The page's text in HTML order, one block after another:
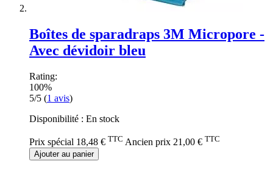
Boîtes de sparadraps 3M Micropore -
Avec dévidoir bleu
Rating:
100%
5/5 (1 avis)
Disponibilité : En stock
Prix spécial 18,48 € TTC Ancien prix 21,00 € TTC
Ajouter au panier